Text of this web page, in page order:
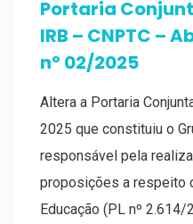
Portaria
IRB – CNPTC –
nº 02/2025
Altera a Portaria
2025 que constituiu o
responsável pela
proposições a respeito
Educação (PL nº 2.614/